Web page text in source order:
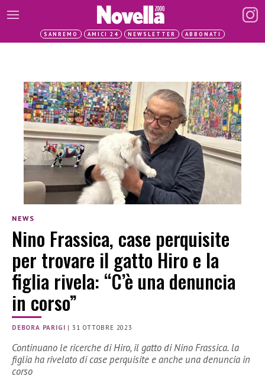
SANREMO AMICI 24 NEWSLETTER ABBONATI
NEWS
Nino Frassica, case perquisite
per trovare il gatto Hiro e la
figlia rivela: “C’è una denuncia
in corso”
DEBORA PARIGI | 31 OTTOBRE 2023
Continuano le ricerche di Hiro, il gatto di Nino Frassica. la
figlia ha rivelato di case perquisite e anche una denuncia in
corso